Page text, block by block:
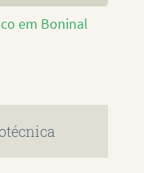
em Boninal